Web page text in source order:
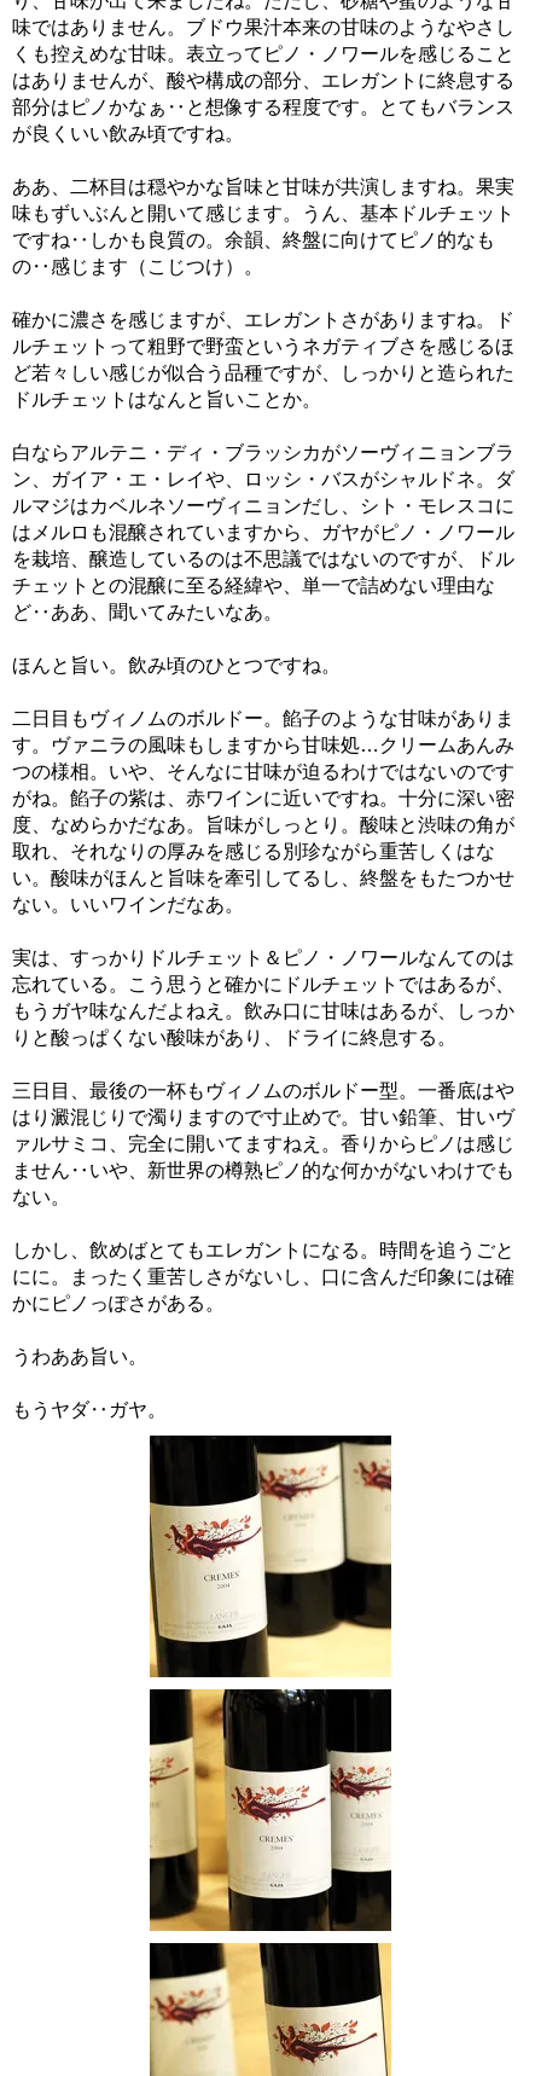
味ではありません。ブドウ果汁本来の甘味のようなやさし
くも控えめな甘味。表立ってピノ・ノワールを感じること
はありませんが、酸や構成の部分、エレガントに終息する
部分はピノかなぁ‥と想像する程度です。とてもバランス
が良くいい飲み頃ですね。
ああ、二杯目は穏やかな旨味と甘味が共演しますね。果実
味もずいぶんと開いて感じます。うん、基本ドルチェット
ですね‥しかも良質の。余韻、終盤に向けてピノ的なも
の‥感じます（こじつけ）。
確かに濃さを感じますが、エレガントさがありますね。ド
ルチェットって粗野で野蛮というネガティブさを感じるほ
ど若々しい感じが似合う品種ですが、しっかりと造られた
ドルチェットはなんと旨いことか。
白ならアルテニ・ディ・ブラッシカがソーヴィニョンブラ
ン、ガイア・エ・レイや、ロッシ・バスがシャルドネ。ダ
ルマジはカベルネソーヴィニョンだし、シト・モレスコに
はメルロも混醸されていますから、ガヤがピノ・ノワール
を栽培、醸造しているのは不思議ではないのですが、ドル
チェットとの混醸に至る経緯や、単一で詰めない理由な
ど‥ああ、聞いてみたいなあ。
ほんと旨い。飲み頃のひとつですね。
二日目もヴィノムのボルドー。餡子のような甘味がありま
す。ヴァニラの風味もしますから甘味処…クリームあんみ
つの様相。いや、そんなに甘味が迫るわけではないのです
がね。餡子の紫は、赤ワインに近いですね。十分に深い密
度、なめらかだなあ。旨味がしっとり。酸味と渋味の角が
取れ、それなりの厚みを感じる別珍ながら重苦しくはな
い。酸味がほんと旨味を牽引してるし、終盤をもたつかせ
ない。いいワインだなあ。
実は、すっかりドルチェット＆ピノ・ノワールなんてのは
忘れている。こう思うと確かにドルチェットではあるが、
もうガヤ味なんだよねえ。飲み口に甘味はあるが、しっか
りと酸っぱくない酸味があり、ドライに終息する。
三日目、最後の一杯もヴィノムのボルドー型。一番底はや
はり澱混じりで濁りますので寸止めで。甘い鉛筆、甘いヴ
ァルサミコ、完全に開いてますねえ。香りからピノは感じ
ません‥いや、新世界の樽熟ピノ的な何かがないわけでも
ない。
しかし、飲めばとてもエレガントになる。時間を追うごと
にに。まったく重苦しさがないし、口に含んだ印象には確
かにピノっぽさがある。
うわああ旨い。
もうヤダ‥ガヤ。